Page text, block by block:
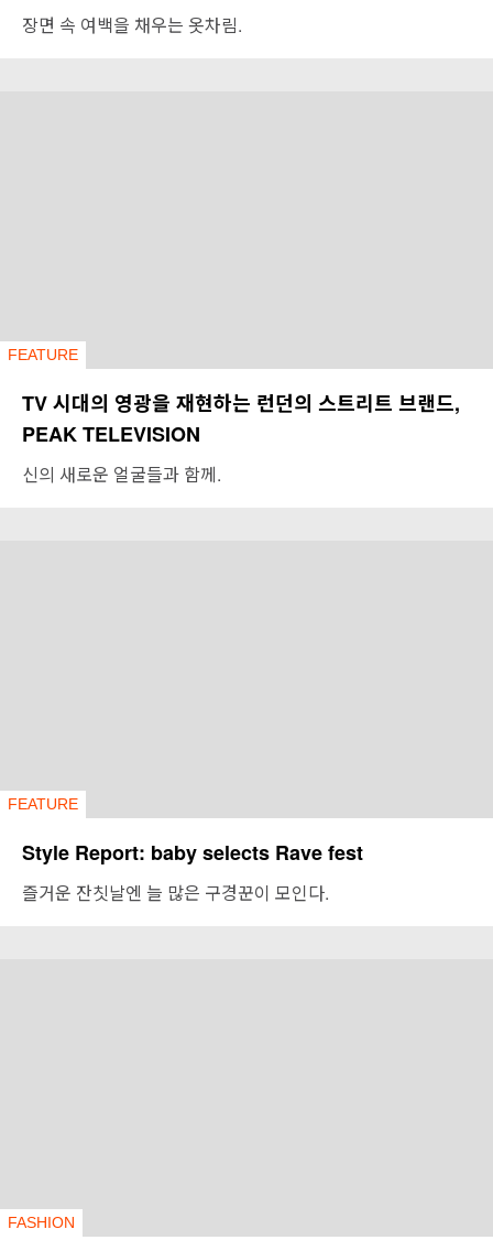
장면 속 여백을 채우는 옷차림.
FEATURE
TV 시대의 영광을 재현하는 런던의 스트리트 브랜드,
PEAK TELEVISION
신의 새로운 얼굴들과 함께.
FEATURE
Style Report: baby selects Rave fest
즐거운 잔칫날엔 늘 많은 구경꾼이 모인다.
FASHION